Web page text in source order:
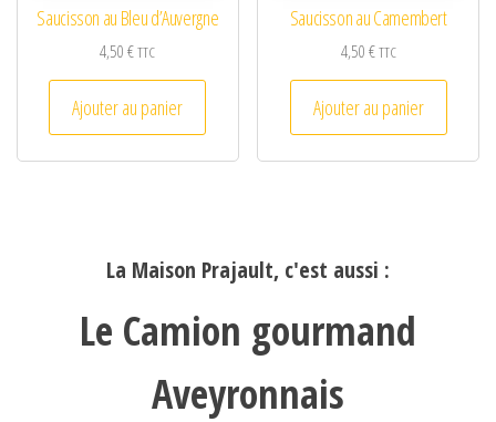
Saucisson au Bleu d’Auvergne
4,50€TTC
Ajouter au panier
Saucisson au Camembert
4,50€TTC
Ajouter au panier
La Maison Prajault, c'est aussi :
Le Camion gourmand
Aveyronnais